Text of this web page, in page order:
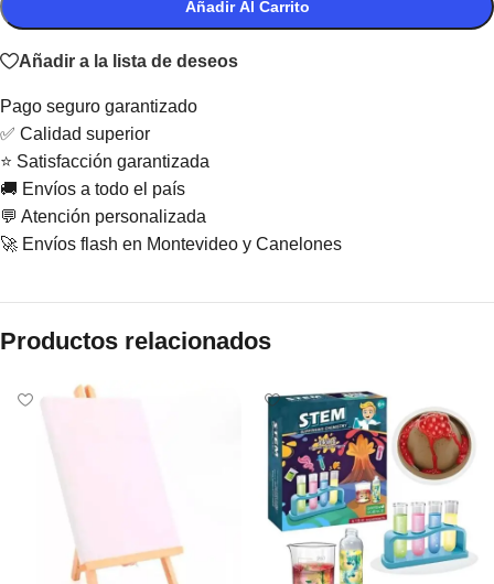
Añadir Al Carrito
Añadir a la lista de deseos
Pago seguro garantizado
✅ Calidad superior
⭐ Satisfacción garantizada
🚚 Envíos a todo el país
💬 Atención personalizada
🚀 Envíos flash en Montevideo y Canelones
Productos relacionados